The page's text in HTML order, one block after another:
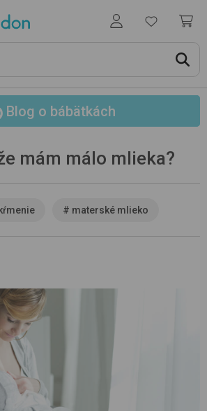
Blog o bábätkách
mám málo mlieka?
kŕmenie # materské mlieko